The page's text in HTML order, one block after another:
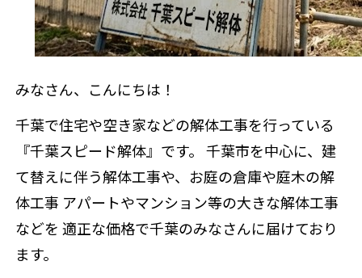
みなさん、こんにちは！
千葉で住宅や空き家などの解体工事を行っている
『千葉スピード解体』です。 千葉市を中心に、建
て替えに伴う解体工事や、お庭の倉庫や庭木の解
体工事 アパートやマンション等の大きな解体工事
などを 適正な価格で千葉のみなさんに届けており
ます。